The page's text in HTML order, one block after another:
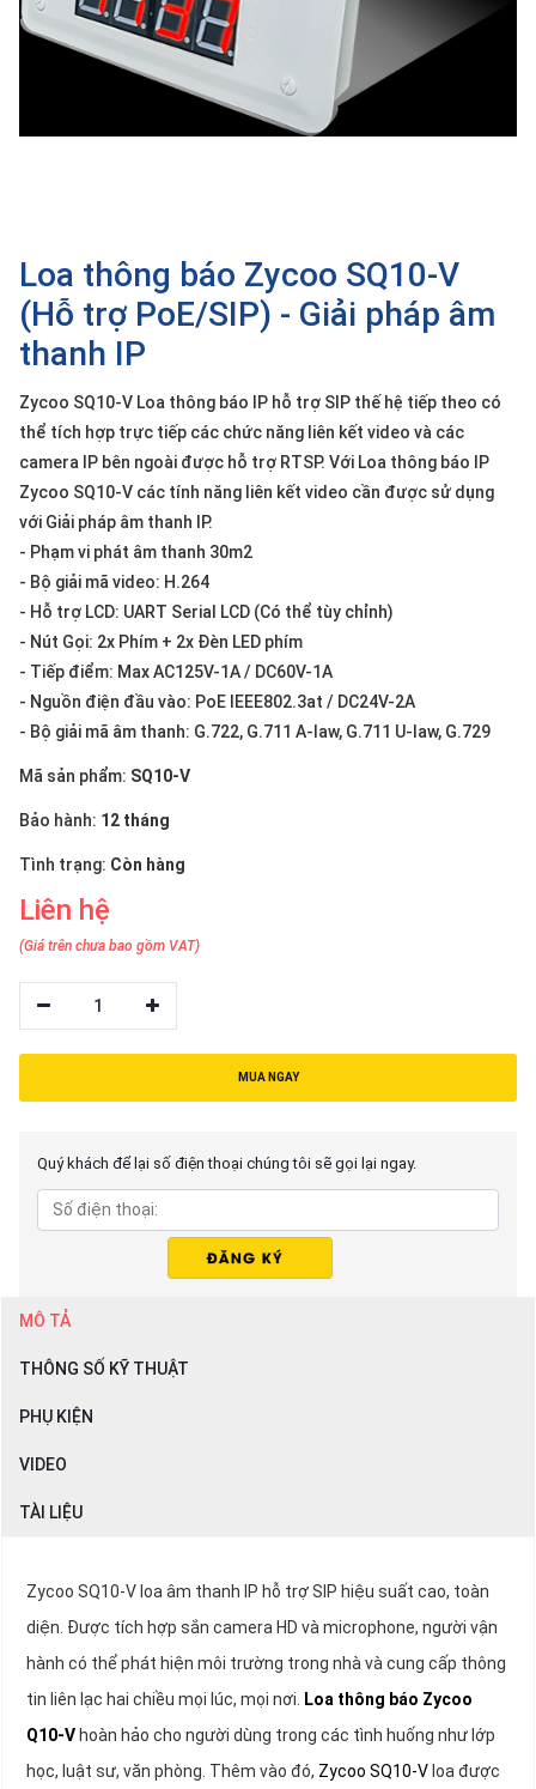
Loa thông báo Zycoo SQ10-V
(Hỗ trợ PoE/SIP) - Giải pháp âm
thanh IP
Zycoo SQ10-V Loa thông báo IP hỗ trợ SIP thế hệ tiếp theo có
thể tích hợp trực tiếp các chức năng liên kết video và các
camera IP bên ngoài được hỗ trợ RTSP. Với Loa thông báo IP
Zycoo SQ10-V các tính năng liên kết video cần được sử dụng
với Giải pháp âm thanh IP.
- Phạm vi phát âm thanh 30m2
- Bộ giải mã video: H.264
- Hỗ trợ LCD: UART Serial LCD (Có thể tùy chỉnh)
- Nút Gọi: 2x Phím + 2x Đèn LED phím
- Tiếp điểm: Max AC125V-1A / DC60V-1A
- Nguồn điện đầu vào: PoE IEEE802.3at / DC24V-2A
- Bộ giải mã âm thanh: G.722, G.711 A-law, G.711 U-law, G.729
Mã sản phẩm: SQ10-V
Bảo hành: 12 tháng
Tình trạng: Còn hàng
Liên hệ
(Giá trên chưa bao gồm VAT)
1
MUA NGAY
Quý khách để lại số điện thoại chúng tôi sẽ gọi lại ngay.
MÔ TẢ
THÔNG SỐ KỸ THUẬT
PHỤ KIỆN
VIDEO
TÀI LIỆU
Zycoo SQ10-V loa âm thanh IP hỗ trợ SIP hiệu suất cao, toàn
diện. Được tích hợp sắn camera HD và microphone, người vận
hành có thể phát hiện môi trường trong nhà và cung cấp thông
tin liên lạc hai chiều mọi lúc, mọi nơi.
Loa thông báo Zycoo
Q10-V hoàn hảo cho người dùng trong các tình huống như lớp
học, luật sư, văn phòng. Thêm vào đó, Zycoo SQ10-V loa được
SP
khác
Dịch
Hỗ
trợ
Tin
tức
Liên
hệ
Giới
thiệu
NGÔN
NGỮ
Tiếng
việt